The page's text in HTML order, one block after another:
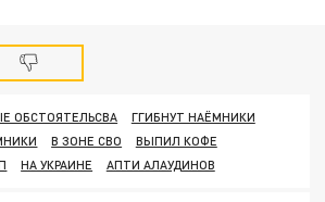
ОБСТОЯТЕЛЬСВА
ГГИБНУТ НАЁМНИКИ
В ЗОНЕ СВО
ВЫПИЛ КОФЕ
НА УКРАИНЕ АПТИ АЛАУДИНОВ